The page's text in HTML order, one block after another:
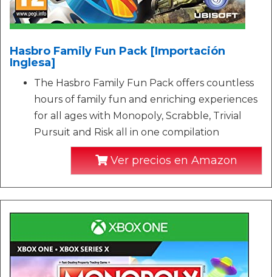
Hasbro Family Fun Pack [Importación
Inglesa]
The Hasbro Family Fun Pack offers countless
hours of family fun and enriching experiences
for all ages with Monopoly, Scrabble, Trivial
Pursuit and Risk all in one compilation
Ver precios en Amazon